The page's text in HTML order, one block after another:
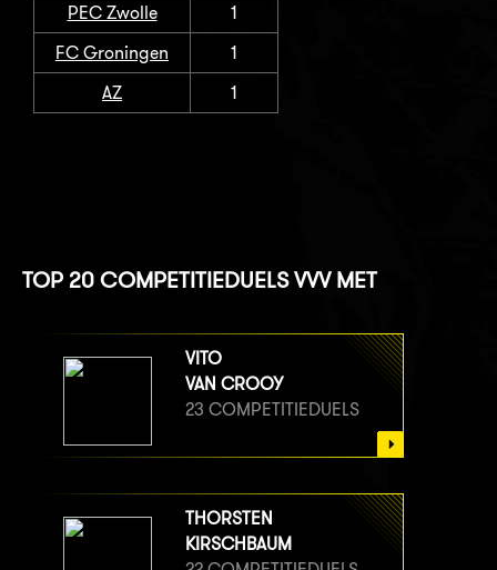
PEC Zwolle
1
FC Groningen
1
AZ
1
TOP 20 COMPETITIEDUELS VVV MET
VITO
VAN CROOY
23 COMPETITIEDUELS
THORSTEN
KIRSCHBAUM